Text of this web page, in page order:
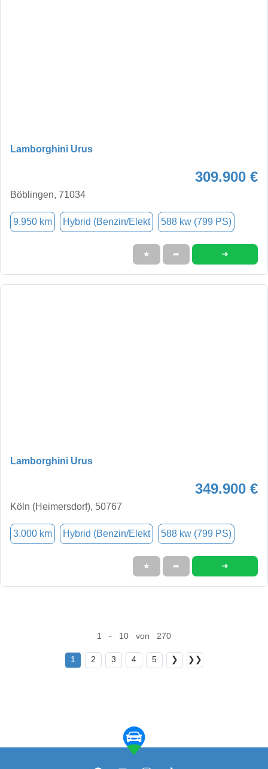
Lamborghini Urus
309.900 €
Böblingen, 71034
9.950 km Hybrid (Benzin/Elekt 588 kw (799 PS)
★ ➦ ➜
Lamborghini Urus
349.900 €
Köln (Heimersdorf), 50767
3.000 km Hybrid (Benzin/Elekt 588 kw (799 PS)
★ ➦ ➜
1 - 10 von 270
1 2 3 4 5 ❯ ❯❯